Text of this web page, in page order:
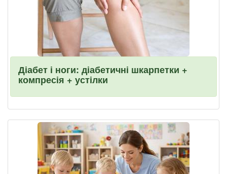
Діабет і ноги: діабетичні шкарпетки +
компресія + устілки